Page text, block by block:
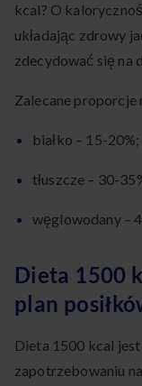
kcal? O
układając zdrowy
zdecydować się na
Zalecane proporcje
białko – 15-20%;
tłuszcze – 30-
węglowodany –
Dieta 1500
plan
Dieta 1500 kcal
zapotrzebowaniu